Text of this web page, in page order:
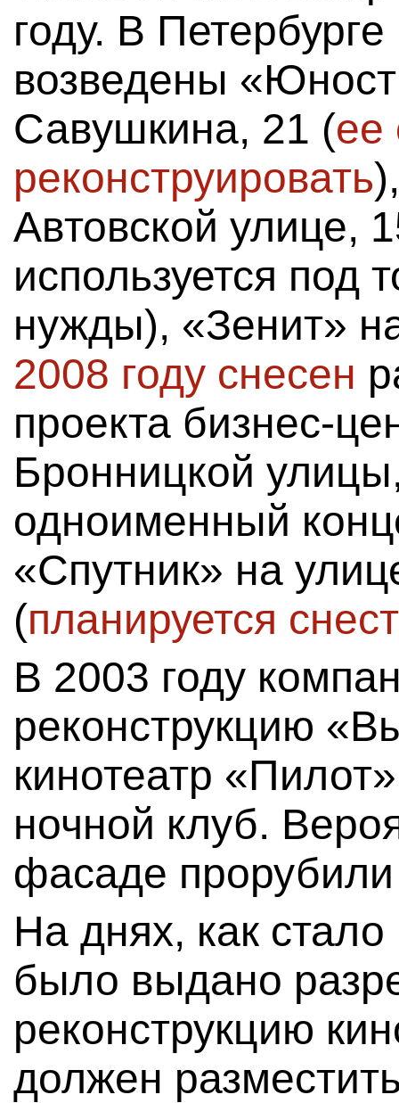
году. В
возведены
Савушкина, 21 (ее
реконструировать
Автовской улице,
используется под
нужды), «Зенит»
2008 году снесен
проекта бизнес-
Бронницкой
одноименный
«Спутник» на
(планируется
В 2003 году
реконструкцию
кинотеатр
ночной клуб.
фасаде
На днях, как
было выдано
реконструкцию
должен